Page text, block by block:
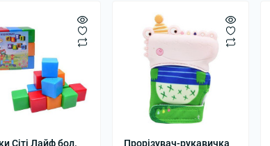
Сіті Лайф бол.
Прорізувач-рукавичка